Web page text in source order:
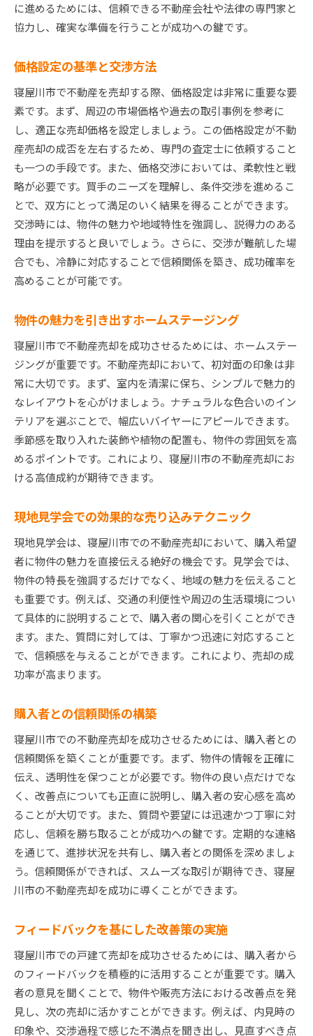
に進めるためには、信頼できる不動産会社や法律の専門家と
協力し、確実な準備を行うことが成功への鍵です。
価格設定の基準と交渉方法
寝屋川市で不動産を売却する際、価格設定は非常に重要な要
素です。まず、周辺の市場価格や過去の取引事例を参考に
し、適正な売却価格を設定しましょう。この価格設定が不動
産売却の成否を左右するため、専門の査定士に依頼すること
も一つの手段です。また、価格交渉においては、柔軟性と戦
略が必要です。買手のニーズを理解し、条件交渉を進めるこ
とで、双方にとって満足のいく結果を得ることができます。
交渉時には、物件の魅力や地域特性を強調し、説得力のある
理由を提示すると良いでしょう。さらに、交渉が難航した場
合でも、冷静に対応することで信頼関係を築き、成功確率を
高めることが可能です。
物件の魅力を引き出すホームステージング
寝屋川市で不動産売却を成功させるためには、ホームステー
ジングが重要です。不動産売却において、初対面の印象は非
常に大切です。まず、室内を清潔に保ち、シンプルで魅力的
なレイアウトを心がけましょう。ナチュラルな色合いのイン
テリアを選ぶことで、幅広いバイヤーにアピールできます。
季節感を取り入れた装飾や植物の配置も、物件の雰囲気を高
めるポイントです。これにより、寝屋川市の不動産売却にお
ける高値成約が期待できます。
現地見学会での効果的な売り込みテクニック
現地見学会は、寝屋川市での不動産売却において、購入希望
者に物件の魅力を直接伝える絶好の機会です。見学会では、
物件の特長を強調するだけでなく、地域の魅力を伝えること
も重要です。例えば、交通の利便性や周辺の生活環境につい
て具体的に説明することで、購入者の関心を引くことができ
ます。また、質問に対しては、丁寧かつ迅速に対応すること
で、信頼感を与えることができます。これにより、売却の成
功率が高まります。
購入者との信頼関係の構築
寝屋川市での不動産売却を成功させるためには、購入者との
信頼関係を築くことが重要です。まず、物件の情報を正確に
伝え、透明性を保つことが必要です。物件の良い点だけでな
く、改善点についても正直に説明し、購入者の安心感を高め
ることが大切です。また、質問や要望には迅速かつ丁寧に対
応し、信頼を勝ち取ることが成功への鍵です。定期的な連絡
を通じて、進捗状況を共有し、購入者との関係を深めましょ
う。信頼関係ができれば、スムーズな取引が期待でき、寝屋
川市の不動産売却を成功に導くことができます。
フィードバックを基にした改善策の実施
寝屋川市での戸建て売却を成功させるためには、購入者から
のフィードバックを積極的に活用することが重要です。購入
者の意見を聞くことで、物件や販売方法における改善点を発
見し、次の売却に活かすことができます。例えば、内見時の
印象や、交渉過程で感じた不満点を聞き出し、見直すべき点